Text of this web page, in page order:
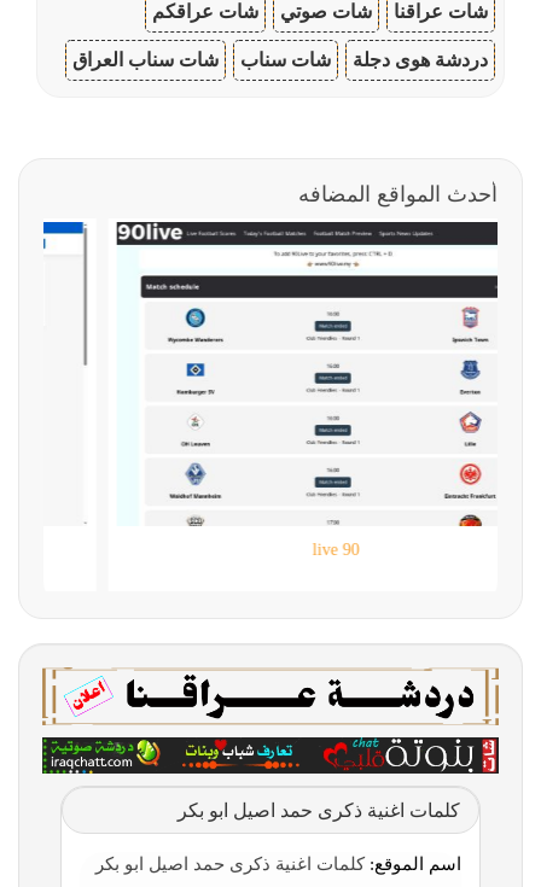
شات عراقنا شات صوتي شات عراقكم
دردشة هوى دجلة شات سناب شات سناب العراق
أحدث المواقع المضافه
كلمات اغنية ذكرى حمد اصيل ابو بكر
اسم الموقع: كلمات اغنية ذكرى حمد اصيل ابو بكر